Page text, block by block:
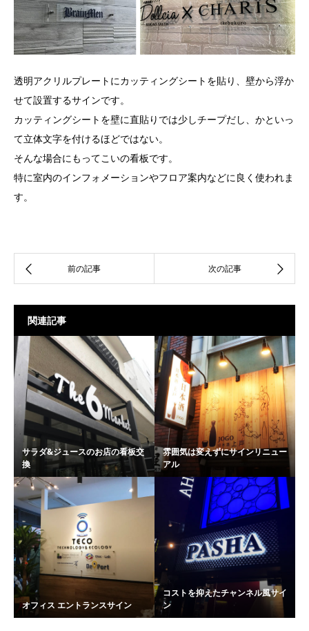
透明アクリルプレートにカッティングシートを貼り、壁から浮か
せて設置するサインです。
カッティングシートを壁に直貼りでは少しチープだし、かといっ
て立体文字を付けるほどではない。
そんな場合にもってこいの看板です。
特に室内のインフォメーションやフロア案内などに良く使われま
す。
関連記事
サラダ&ジュースのお店の看板交
換
雰囲気は変えずにサインリニュー
アル
オフィス エントランスサイン
コストを抑えたチャンネル風サイ
ン